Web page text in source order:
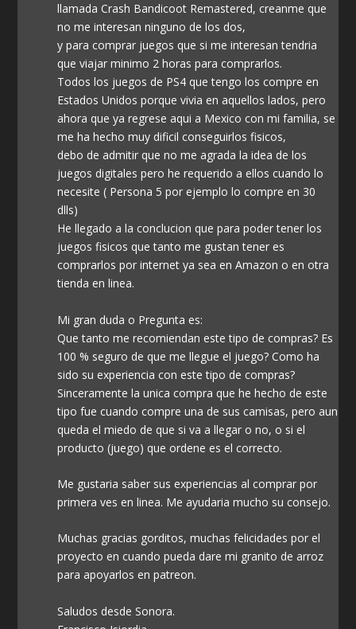
llamada Crash Bandicoot Remastered, creanme que
no me interesan ninguno de los dos,
y para comprar juegos que si me interesan tendria
que viajar minimo 2 horas para comprarlos.
Todos los juegos de PS4 que tengo los compre en
Estados Unidos porque vivia en aquellos lados, pero
ahora que ya regrese aqui a Mexico con mi familia, se
me ha hecho muy dificil conseguirlos fisicos,
debo de admitir que no me agrada la idea de los
juegos digitales pero he requerido a ellos cuando lo
necesite ( Persona 5 por ejemplo lo compre en 30
dlls)
He llegado a la conclucion que para poder tener los
juegos fisicos que tanto me gustan tener es
comprarlos por internet ya sea en Amazon o en otra
tienda en linea.
Mi gran duda o Pregunta es:
Que tanto me recomiendan este tipo de compras? Es
100 % seguro de que me llegue el juego? Como ha
sido su experiencia con este tipo de compras?
Sinceramente la unica compra que he hecho de este
tipo fue cuando compre una de sus camisas, pero aun
queda el miedo de que si va a llegar o no, o si el
producto (juego) que ordene es el correcto.
Me gustaria saber sus experiencias al comprar por
primera ves en linea. Me ayudaria mucho su consejo.
Muchas gracias gorditos, muchas felicidades por el
proyecto en cuando pueda dare mi granito de arroz
para apoyarlos en patreon.
Saludos desde Sonora.